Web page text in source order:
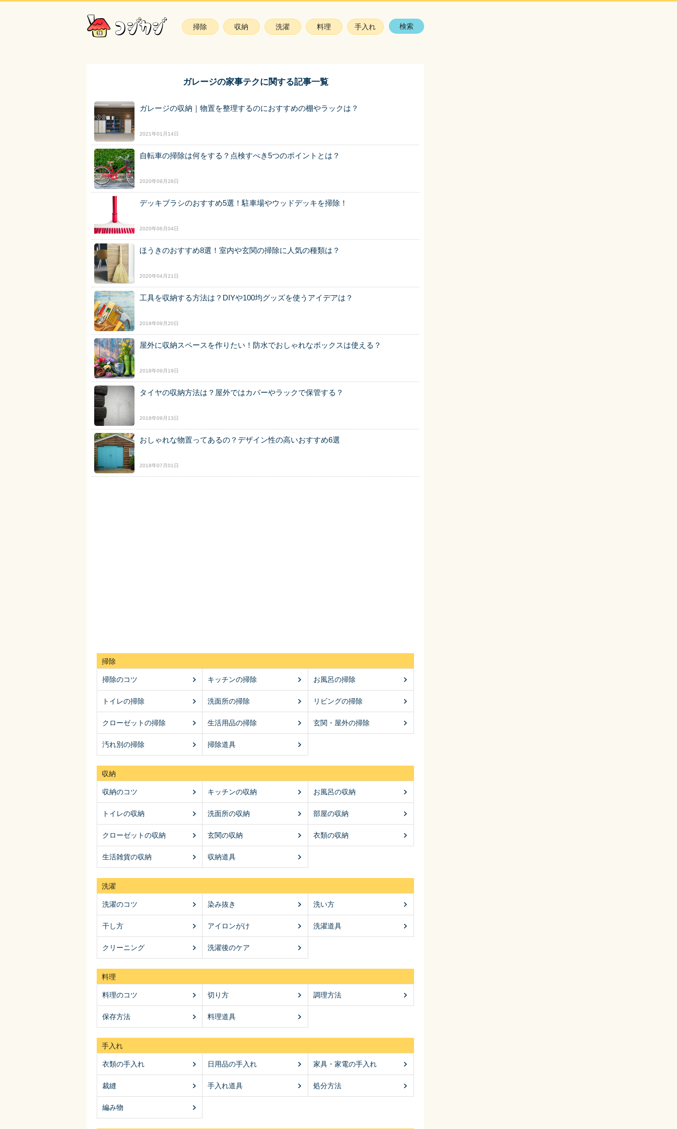
掃除 収納 洗濯 料理 手入れ 検索
ガレージの家事テクに関する記事一覧
ガレージの収納｜物置を整理するのにおすすめの棚やラックは？
2021年01月14日
自転車の掃除は何をする？点検すべき5つのポイントとは？
2020年09月28日
デッキブラシのおすすめ5選！駐車場やウッドデッキを掃除！
2020年06月04日
ほうきのおすすめ8選！室内や玄関の掃除に人気の種類は？
2020年04月21日
工具を収納する方法は？DIYや100均グッズを使うアイデアは？
2018年09月20日
屋外に収納スペースを作りたい！防水でおしゃれなボックスは使える？
2018年09月19日
タイヤの収納方法は？屋外ではカバーやラックで保管する？
2018年09月13日
おしゃれな物置ってあるの？デザイン性の高いおすすめ6選
2018年07月01日
掃除
掃除のコツ キッチンの掃除 お風呂の掃除
トイレの掃除 洗面所の掃除 リビングの掃除
クローゼットの掃除 生活用品の掃除 玄関・屋外の掃除
汚れ別の掃除 掃除道具
収納
収納のコツ キッチンの収納 お風呂の収納
トイレの収納 洗面所の収納 部屋の収納
クローゼットの収納 玄関の収納 衣類の収納
生活雑貨の収納 収納道具
洗濯
洗濯のコツ 染み抜き 洗い方
干し方 アイロンがけ 洗濯道具
クリーニング 洗濯後のケア
料理
料理のコツ 切り方 調理方法
保存方法 料理道具
手入れ
衣類の手入れ 日用品の手入れ 家具・家電の手入れ
裁縫 手入れ道具 処分方法
編み物